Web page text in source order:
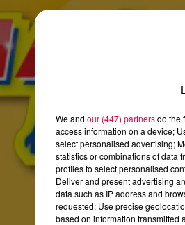
We and our (447) partnersdo the
access information on a device;
select personalised advertising;
statistics or combinations of data
profiles to select personalised
Deliver and present advertising
data such as IP address and
requested; Use precise
based on information transmitted